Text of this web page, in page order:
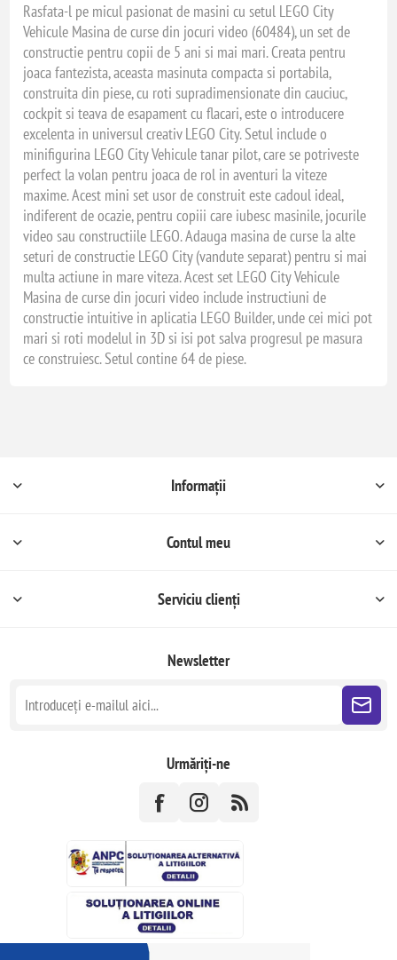
Rasfata-l pe micul pasionat de masini cu setul LEGO City
Vehicule Masina de curse din jocuri video (60484), un set de
constructie pentru copii de 5 ani si mai mari. Creata pentru
joaca fantezista, aceasta masinuta compacta si portabila,
construita din piese, cu roti supradimensionate din cauciuc,
cockpit si teava de esapament cu flacari, este o introducere
excelenta in universul creativ LEGO City. Setul include o
minifigurina LEGO City Vehicule tanar pilot, care se potriveste
perfect la volan pentru joaca de rol in aventuri la viteze
maxime. Acest mini set usor de construit este cadoul ideal,
indiferent de ocazie, pentru copiii care iubesc masinile, jocurile
video sau constructiile LEGO. Adauga masina de curse la alte
seturi de constructie LEGO City (vandute separat) pentru si mai
multa actiune in mare viteza. Acest set LEGO City Vehicule
Masina de curse din jocuri video include instructiuni de
constructie intuitive in aplicatia LEGO Builder, unde cei mici pot
mari si roti modelul in 3D si isi pot salva progresul pe masura
ce construiesc. Setul contine 64 de piese.
Informații
Contul meu
Serviciu clienți
Newsletter
Urmăriți-ne